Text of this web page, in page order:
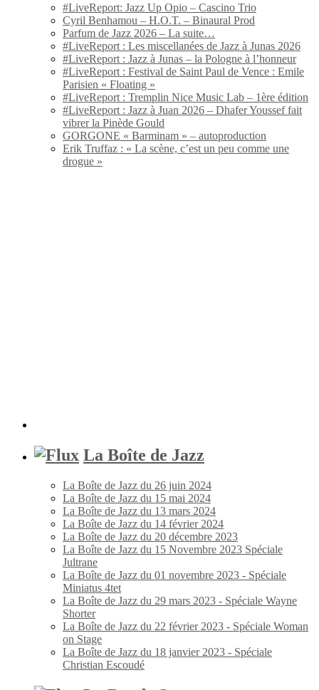
#LiveReport: Jazz Up Opio – Cascino Trio
Cyril Benhamou – H.O.T. – Binaural Prod
Parfum de Jazz 2026 – La suite…
#LiveReport : Les miscellanées de Jazz à Junas 2026
#LiveReport : Jazz à Junas – la Pologne à l’honneur
#LiveReport : Festival de Saint Paul de Vence : Emile
Parisien « Floating »
#LiveReport : Tremplin Nice Music Lab – 1ère édition
#LiveReport : Jazz à Juan 2026 – Dhafer Youssef fait
vibrer la Pinède Gould
GORGONE « Barminam » – autoproduction
Erik Truffaz : « La scène, c’est un peu comme une
drogue »
La Boîte de Jazz
La Boîte de Jazz du 26 juin 2024
La Boîte de Jazz du 15 mai 2024
La Boîte de Jazz du 13 mars 2024
La Boîte de Jazz du 14 février 2024
La Boîte de Jazz du 20 décembre 2023
La Boîte de Jazz du 15 Novembre 2023 Spéciale
Jultrane
La Boîte de Jazz du 01 novembre 2023 - Spéciale
Miniatus 4tet
La Boîte de Jazz du 29 mars 2023 - Spéciale Wayne
Shorter
La Boîte de Jazz du 22 février 2023 - Spéciale Woman
on Stage
La Boîte de Jazz du 18 janvier 2023 - Spéciale
Christian Escoudé